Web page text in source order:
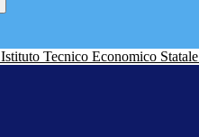
Istituto Tecnico Economico Statale